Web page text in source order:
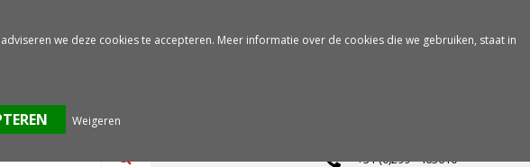
+31 (0)299 - 463610
we deze cookies te accepteren. Meer informatie over de cookies die we gebruiken, staat in
Weigeren